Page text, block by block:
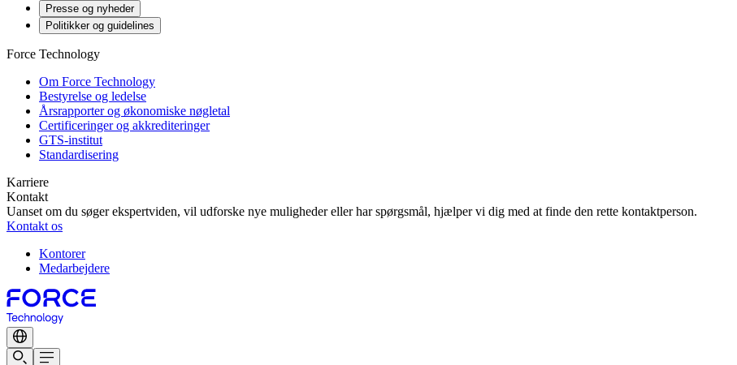
Presse og nyheder
Politikker og guidelines
Force Technology
Om Force Technology
Bestyrelse og ledelse
Årsrapporter og økonomiske nøgletal
Certificeringer og akkrediteringer
GTS-institut
Standardisering
Karriere
Kontakt
Uanset om du søger ekspertviden, vil udforske nye muligheder eller har spørgsmål, hjælper vi dig med at finde den rette kontaktperson.
Kontakt os
Kontorer
Medarbejdere